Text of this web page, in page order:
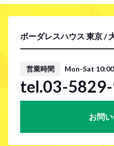
ボーダレスハウス 東京 /
営業時間 Mon-Sat
tel.03-
お問